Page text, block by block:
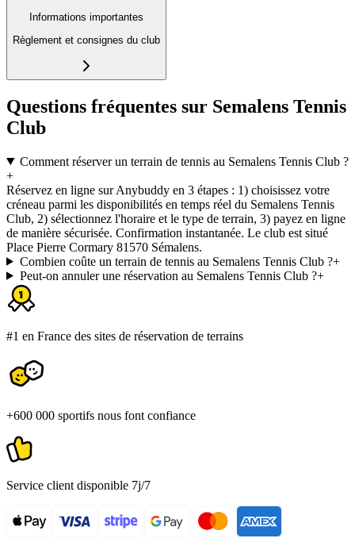
Informations importantes
Règlement et consignes du club
Questions fréquentes sur Semalens Tennis
Club
Comment réserver un terrain de tennis au Semalens Tennis Club ?
+
Réservez en ligne sur Anybuddy en 3 étapes : 1) choisissez votre
créneau parmi les disponibilités en temps réel du Semalens Tennis
Club, 2) sélectionnez l'horaire et le type de terrain, 3) payez en ligne
de manière sécurisée. Confirmation instantanée. Le club est situé
Place Pierre Cormary 81570 Sémalens.
Combien coûte un terrain de tennis au Semalens Tennis Club ?+
Peut-on annuler une réservation au Semalens Tennis Club ?+
#1 en France des sites de réservation de terrains
+600 000 sportifs nous font confiance
Service client disponible 7j/7